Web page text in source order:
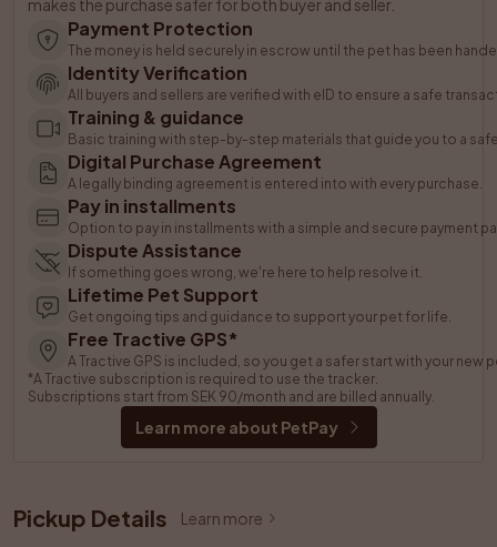
makes the purchase safer for both buyer and seller.
Payment Protection
The money is held securely in escrow until the pet has been
Identity Verification
All buyers and sellers are verified with eID to ensure a safe
Training & guidance
Basic training with step-by-step materials that guide you to a
Digital Purchase Agreement
A legally binding agreement is entered into with every purchase.
Pay in installments
Option to pay in installments with a simple and secure payment
Dispute Assistance
If something goes wrong, we're here to help resolve it.
Lifetime Pet Support
Get ongoing tips and guidance to support your pet for life.
Free Tractive GPS*
A Tractive GPS is included, so you get a safer start with your new
*A Tractive subscription is required to use the tracker.
Subscriptions start from SEK 90/month and are billed annually.
Learn more about PetPay
Pickup Details Learn more